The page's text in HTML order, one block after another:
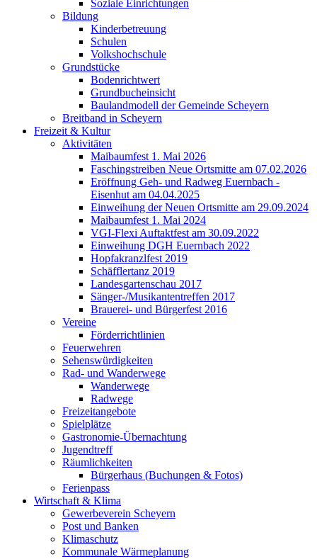
Soziale Einrichtungen
Bildung
Kinderbetreuung
Schulen
Volkshochschule
Grundstücke
Bodenrichtwert
Grundbucheinsicht
Baulandmodell der Gemeinde Scheyern
Breitband in Scheyern
Freizeit & Kultur
Aktivitäten
Maibaumfest 1. Mai 2026
Faschingstreiben Neue Ortsmitte am 07.02.2026
Eröffnung Geh- und Radweg Euernbach -
Eisenhut am 04.04.2025
Einweihung der Neuen Ortsmitte am 29.09.2024
Maibaumfest 1. Mai 2024
VGI-Flexi Auftaktfest am 30.09.2022
Einweihung DGH Euernbach 2022
Hopfakranzlfest 2019
Schäfflertanz 2019
Landesgartenschau 2017
Sänger-/Musikantentreffen 2017
Brauerei- und Bürgerfest 2016
Vereine
Förderrichtlinien
Feuerwehren
Sehenswürdigkeiten
Rad- und Wanderwege
Wanderwege
Radwege
Freizeitangebote
Spielplätze
Gastronomie-Übernachtung
Jugendtreff
Räumlichkeiten
Bürgerhaus (Buchungen & Fotos)
Ferienpass
Wirtschaft & Klima
Gewerbeverein Scheyern
Post und Banken
Klimaschutz
Kommunale Wärmeplanung